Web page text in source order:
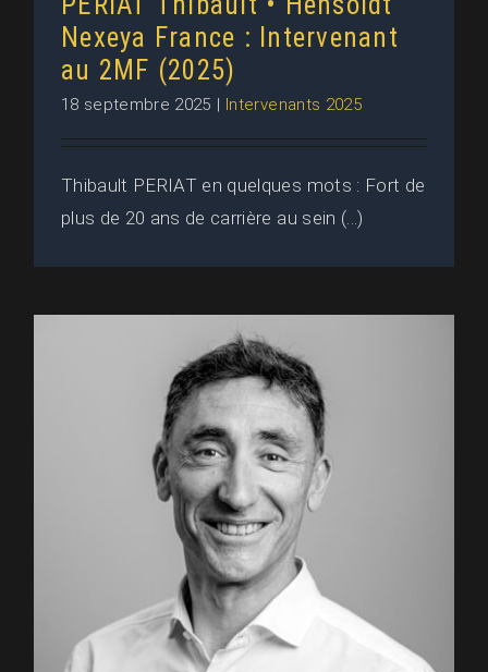
Nexeya France : Intervenant
au 2MF (2025)
18 septembre 2025 Intervenants 2025
Thibault PERIAT en quelques mots : Fort de
plus de 20 ans de carrière au sein (...)
BELMONTE David • ENGIE
Flexible Generation Europe :
Intervenant au 2MF (2025)